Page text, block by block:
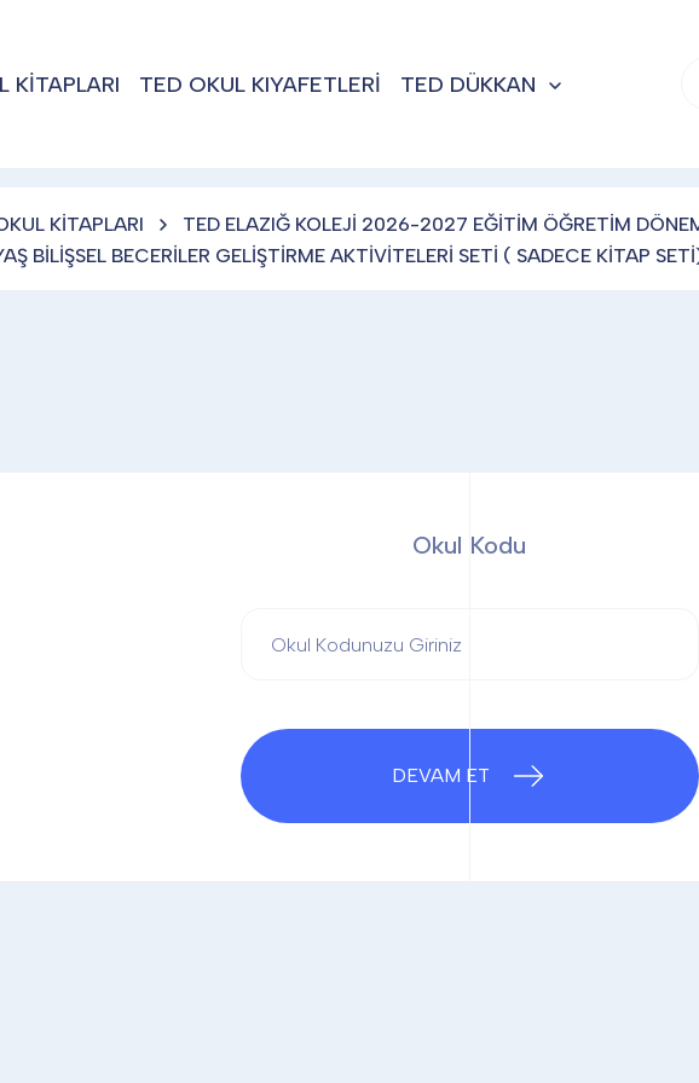
KİTAPLARI TED OKUL KIYAFETLERİ TED DÜKKAN
KİTAPLARI TED ELAZIĞ KOLEJİ 2026-2027 EĞİTİM ÖĞRETİM
BİLİŞSEL BECERİLER GELİŞTİRME AKTİVİTELERİ SETİ ( SADECE KİTAP
Okul Kodu
DEVAM ET